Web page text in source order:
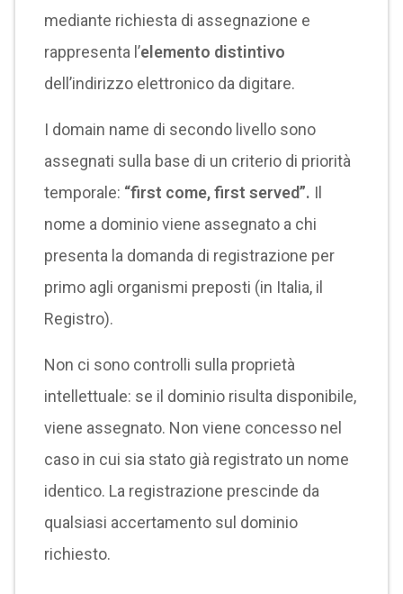
mediante richiesta di assegnazione e
rappresenta l’elemento distintivo
dell’indirizzo elettronico da digitare.
I domain name di secondo livello sono
assegnati sulla base di un criterio di priorità
temporale: “first come, first served”. Il
nome a dominio viene assegnato a chi
presenta la domanda di registrazione per
primo agli organismi preposti (in Italia, il
Registro).
Non ci sono controlli sulla proprietà
intellettuale: se il dominio risulta disponibile,
viene assegnato. Non viene concesso nel
caso in cui sia stato già registrato un nome
identico. La registrazione prescinde da
qualsiasi accertamento sul dominio
richiesto.